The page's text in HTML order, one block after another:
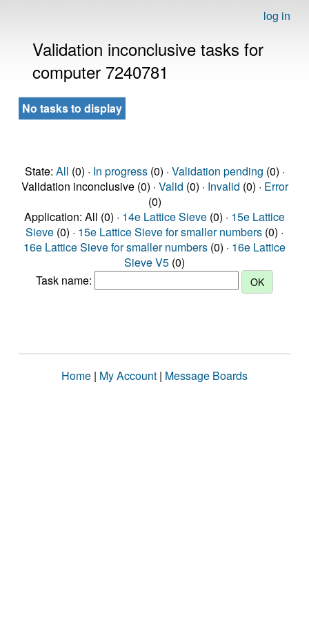
log in
Validation inconclusive tasks for
computer 7240781
No tasks to display
State: All (0) · In progress(0) · Validation pending (0) ·
Validation inconclusive (0) · Valid (0) · Invalid (0) · Error
(0)
Application: All (0) · 14e Lattice Sieve (0) · 15e Lattice
Sieve (0) · 15e Lattice Sieve for smaller numbers (0) ·
16e Lattice Sieve for smaller numbers (0) · 16e Lattice
Sieve V5 (0)
Task name:
Home | My Account | Message Boards